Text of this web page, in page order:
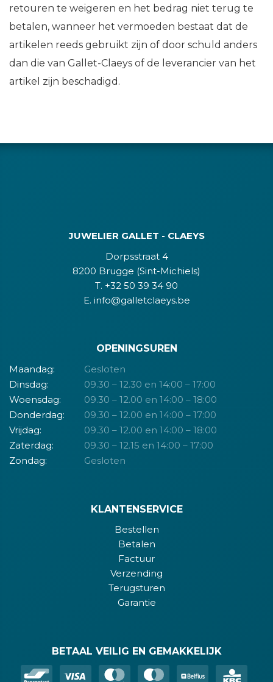
retouren te weigeren en het bedrag niet terug te
betalen, wanneer het vermoeden bestaat dat de
artikelen reeds gebruikt zijn of door schuld anders
dan die van Gallet-Claeys of de leverancier van het
artikel zijn beschadigd.
JUWELIER GALLET - CLAEYS
Dorpsstraat 4
8200 Brugge (Sint-Michiels)
T. +32 50 39 34 90
E. info@galletclaeys.be
OPENINGSUREN
Maandag:
Gesloten
Dinsdag:
09.30 – 12.30 en 14:00 – 17:00
Woensdag:
09.30 – 12.00 en 14:00 – 18:00
Donderdag:
09.30 – 12.00 en 14:00 – 17:00
Vrijdag:
09.30 – 12.00 en 14:00 – 18:00
Zaterdag:
09.30 – 12.15 en 14:00 – 17:00
Zondag:
Gesloten
KLANTENSERVICE
Bestellen
Betalen
Factuur
Verzending
Terugsturen
Garantie
BETAAL VEILIG EN GEMAKKELIJK